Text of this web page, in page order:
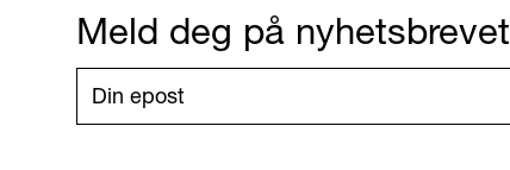
Meld deg på nyhetsbrevet